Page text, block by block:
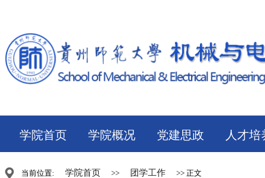
学院首页 学院概况 党建思政 人才培
当前位置: 学院首页 >> 团学工作 >> 正文